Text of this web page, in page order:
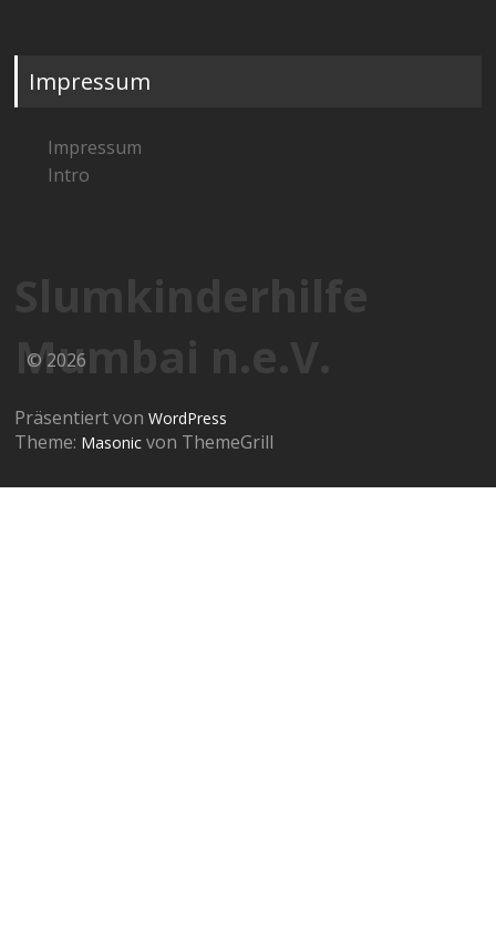
Impressum
Impressum
Intro
Slumkinderhilfe
Mumbai n.e.V.
© 2026
Präsentiert vonWordPress
Theme: Masonic von ThemeGrill